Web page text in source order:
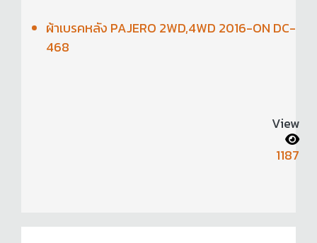
ผ้าเบรคหลัง PAJERO 2WD,4WD 2016-ON DC-
468
View
1187